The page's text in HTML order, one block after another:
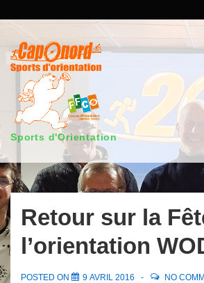
contenu
principal
Sports d'Orientation
Main
Navigation
Retour sur la
l’orientation
POSTED ON 9 AVRIL 2016 NO